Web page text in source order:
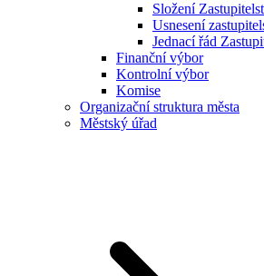
Složení
Usnesení
Jednací řád
Finanční výbor
Kontrolní výbor
Komise
Organizační struktura města
Městský úřad